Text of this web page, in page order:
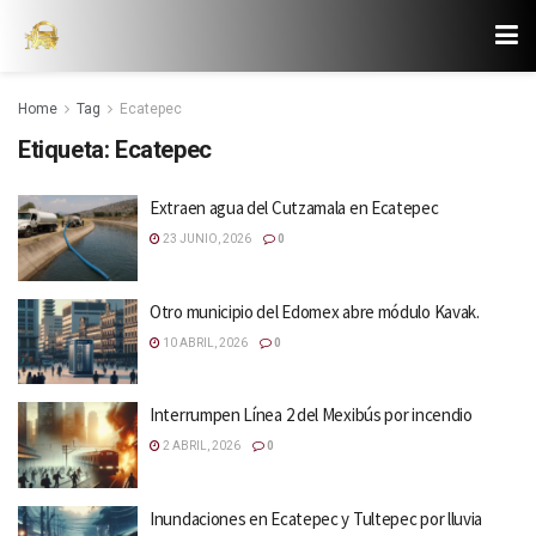
Home Tag Ecatepec
Etiqueta: Ecatepec
Extraen agua del Cutzamala en Ecatepec
23 JUNIO, 2026 0
Otro municipio del Edomex abre módulo Kavak.
10 ABRIL, 2026 0
Interrumpen Línea 2 del Mexibús por incendio
2 ABRIL, 2026 0
Inundaciones en Ecatepec y Tultepec por lluvia